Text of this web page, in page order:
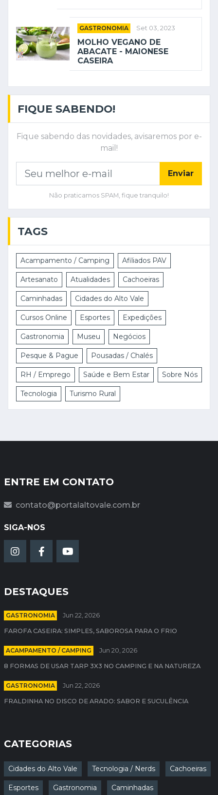
GASTRONOMIA Set 03, 2023
MOLHO VEGANO DE
ABACATE - MAIONESE
CASEIRA
FIQUE SABENDO!
Fique sabendo das novidades, avisaremos por e-
mail!
Enviar
Não praticamos SPAM, fique tranquilo!
TAGS
Acampamento / Camping Afiliados PAV
Artesanato Atualidades Cachoeiras
Caminhadas Cidades do Alto Vale
Cursos Online Esportes Expedições
Gastronomia Museu Negócios
Pesque & Pague Pousadas / Chalés
RH / Emprego Saúde e Bem Estar Sobre Nós
Tecnologia Turismo Rural
ENTRE EM CONTATO
contato@portalaltovale.com.br
SIGA-NOS
DESTAQUES
GASTRONOMIA Jun 22, 2026
FAROFA CASEIRA: SIMPLES, SABOROSA PARA O FRIO
ACAMPAMENTO / CAMPING Jun 20, 2026
8 FORMAS DE USAR TARP 3X3 NO CAMPING E NA NATUREZA
GASTRONOMIA Jun 22, 2026
FRALDINHA NO DISCO DE ARADO: SABOR E SUCULÊNCIA
CATEGORIAS
Cidades do Alto Vale Tecnologia / Nerds Cachoeiras
Esportes Gastronomia Caminhadas